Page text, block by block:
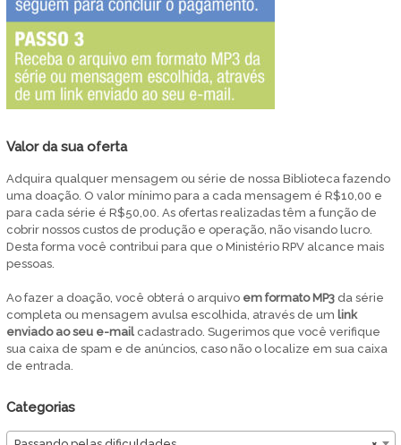
Valor da sua oferta
Adquira qualquer mensagem ou série de nossa Biblioteca fazendo
uma doação. O valor mínimo para a cada mensagem é R$10,00 e
para cada série é R$50,00. As ofertas realizadas têm a função de
cobrir nossos custos de produção e operação, não visando lucro.
Desta forma você contribui para que o Ministério RPV alcance mais
pessoas.
Ao fazer a doação, você obterá o arquivo em formato MP3da série
completa ou mensagem avulsa escolhida, através de um link
enviado ao seu e-mailcadastrado. Sugerimos que você verifique
sua caixa de spam e de anúncios, caso não o localize em sua caixa
de entrada.
Categorias